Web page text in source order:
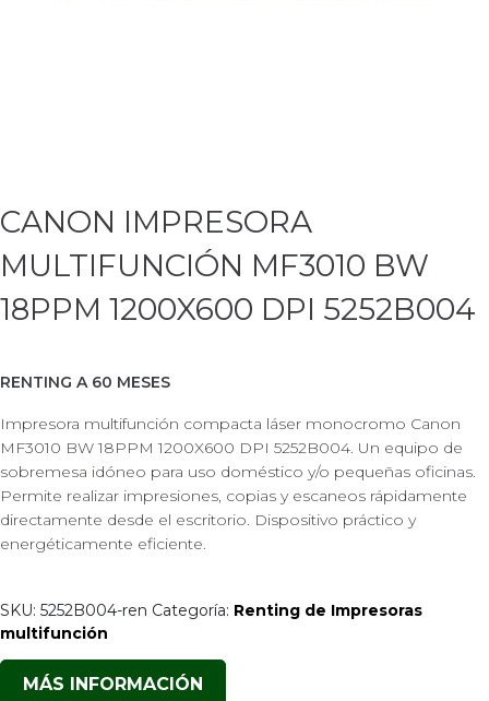
CANON IMPRESORA
MULTIFUNCIÓN MF3010 BW
18PPM 1200X600 DPI 5252B004
RENTING A 60 MESES
Impresora multifunción compacta láser monocromo Canon
MF3010 BW 18PPM 1200X600 DPI 5252B004. Un equipo de
sobremesa idóneo para uso doméstico y/o pequeñas oficinas.
Permite realizar impresiones, copias y escaneos rápidamente
directamente desde el escritorio. Dispositivo práctico y
energéticamente eficiente.
SKU: 5252B004-ren Categoría: Renting de Impresoras
multifunción
MÁS INFORMACIÓN